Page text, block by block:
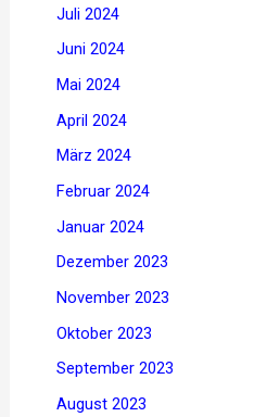
Juli 2024
Juni 2024
Mai 2024
April 2024
März 2024
Februar 2024
Januar 2024
Dezember 2023
November 2023
Oktober 2023
September 2023
August 2023